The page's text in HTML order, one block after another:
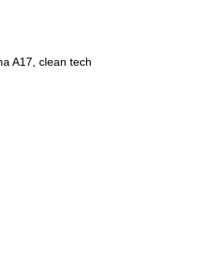
A17, clean tech